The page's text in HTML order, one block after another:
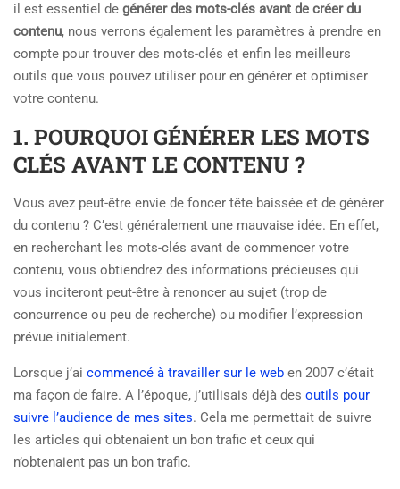
il est essentiel de générer des mots-clés avant de créer du
contenu, nous verrons également les paramètres à prendre en
compte pour trouver des mots-clés et enfin les meilleurs
outils que vous pouvez utiliser pour en générer et optimiser
votre contenu.
1. POURQUOI GÉNÉRER LES MOTS
CLÉS AVANT LE CONTENU ?
Vous avez peut-être envie de foncer tête baissée et de générer
du contenu ? C’est généralement une mauvaise idée. En effet,
en recherchant les mots-clés avant de commencer votre
contenu, vous obtiendrez des informations précieuses qui
vous inciteront peut-être à renoncer au sujet (trop de
concurrence ou peu de recherche) ou modifier l’expression
prévue initialement.
Lorsque j’ai commencé à travailler sur le web en 2007 c’était
ma façon de faire. A l’époque, j’utilisais déjà des outils pour
suivre l’audience de mes sites. Cela me permettait de suivre
les articles qui obtenaient un bon trafic et ceux qui
n’obtenaient pas un bon trafic.